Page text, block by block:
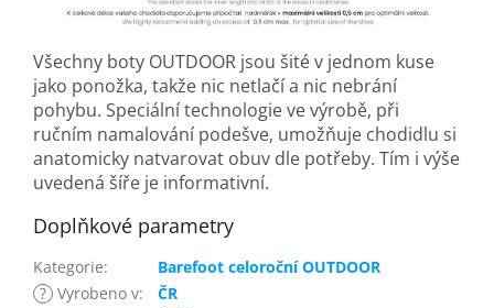
Všechny boty OUTDOOR jsou šité v jednom kuse
jako ponožka, takže nic netlačí a nic nebrání
pohybu. Speciální technologie ve výrobě, při
ručním namalování podešve, umožňuje chodidlu si
anatomicky natvarovat obuv dle potřeby. Tím i výše
uvedená šíře je informativní.
Doplňkové parametry
Kategorie:
Barefoot celoroční OUTDOOR
? Vyrobeno v:
ČR